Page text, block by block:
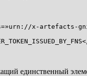
x-artefacts-
единственный